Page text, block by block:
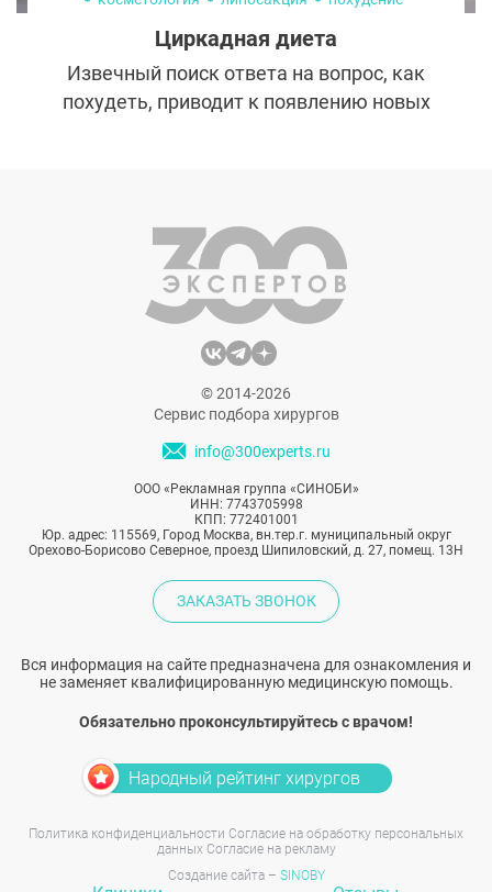
Циркадная диета
Извечный поиск ответа на вопрос, как
похудеть, приводит к появлению новых
что это за система питания и к каким
результатам она может привести.
© 2014-2026
Сервис подбора хирургов
info@300experts.ru
ООО «Рекламная группа «СИНОБИ»
ИНН: 7743705998
КПП: 772401001
Юр. адрес: 115569, Город Москва, вн.тер.г. муниципальный округ
Орехово-Борисово Северное, проезд Шипиловский, д. 27, помещ. 13Н
ЗАКАЗАТЬ ЗВОНОК
Вся информация на сайте предназначена для ознакомления и
не заменяет квалифицированную медицинскую помощь.
Обязательно проконсультируйтесь с врачом!
Народный рейтинг хирургов
Политика конфиденциальности Согласие на обработку персональных
данных Согласие на рекламу
Создание сайта – SINOBY